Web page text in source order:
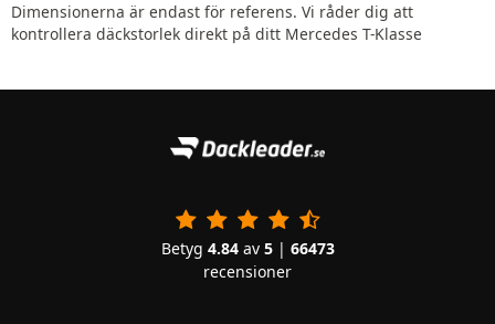
Dimensionerna är endast för referens. Vi råder dig att
kontrollera däckstorlek direkt på ditt Mercedes T-Klasse
Betyg 4.84av 5| 66473
recensioner